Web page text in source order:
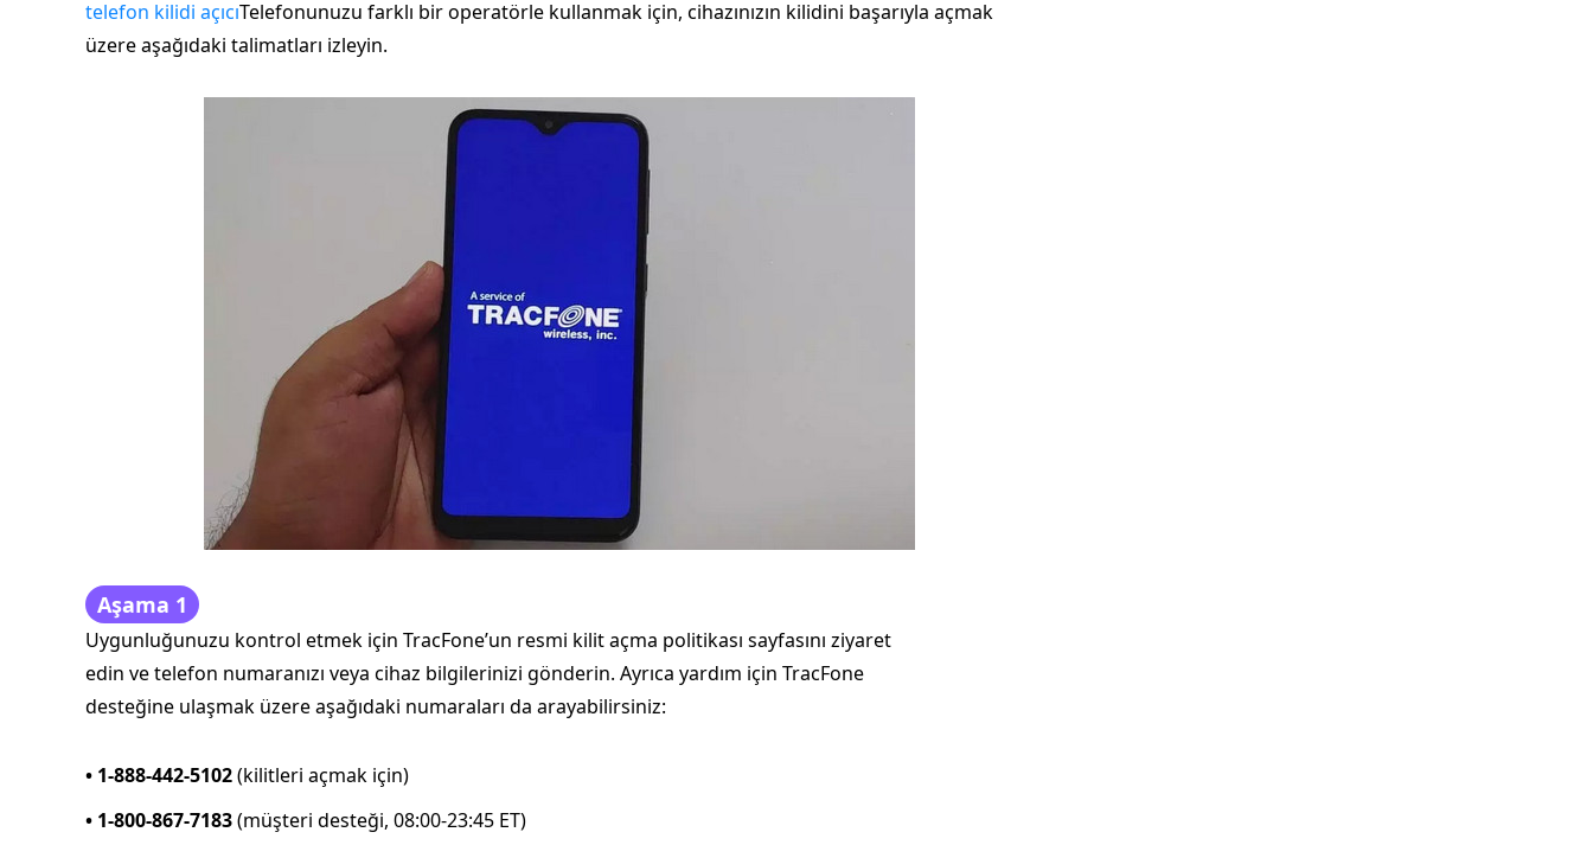
telefon kilidi açıcıTelefonunuzu farklı bir operatörle kullanmak için, cihazınızın kilidini başarıyla açmak
üzere aşağıdaki talimatları izleyin.
Aşama 1
Uygunluğunuzu kontrol etmek için TracFone’un resmi kilit açma politikası sayfasını ziyaret
edin ve telefon numaranızı veya cihaz bilgilerinizi gönderin. Ayrıca yardım için TracFone
desteğine ulaşmak üzere aşağıdaki numaraları da arayabilirsiniz:
• 1-888-442-5102(kilitleri açmak için)
• 1-800-867-7183(müşteri desteği, 08:00-23:45 ET)